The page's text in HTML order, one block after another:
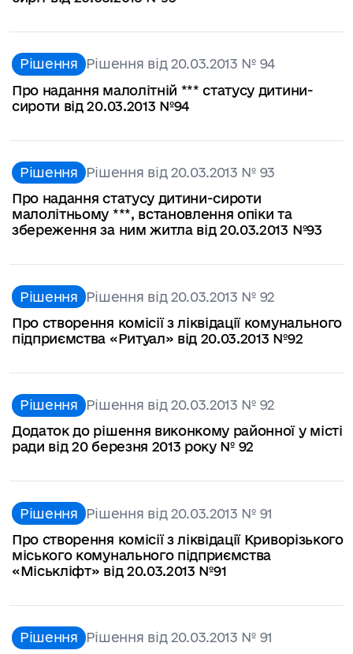
Рішення Рішення від 20.03.2013 № 94
Про надання малолітній *** статусу дитини-
сироти від 20.03.2013 №94
Рішення Рішення від 20.03.2013 № 93
Про надання статусу дитини-сироти
малолітньому ***, встановлення опіки та
збереження за ним житла від 20.03.2013 №93
Рішення Рішення від 20.03.2013 № 92
Про створення комісії з ліквідації комунального
підприємства «Ритуал» від 20.03.2013 №92
Рішення Рішення від 20.03.2013 № 92
Додаток до рішення виконкому районної у місті
ради від 20 березня 2013 року № 92
Рішення Рішення від 20.03.2013 № 91
Про створення комісії з ліквідації Криворізького
міського комунального підприємства
«Міськліфт» від 20.03.2013 №91
Рішення Рішення від 20.03.2013 № 91